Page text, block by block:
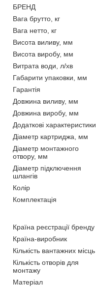
БРЕНД
Вага брутто, кг
Вага нетто, кг
Висота виливу, мм
Висота виробу, мм
Витрата води, л/хв
Габарити упаковки, мм
Гарантія
Довжина виливу, мм
Довжина виробу, мм
Додаткові характеристики
Діаметр картриджа, мм
Діаметр монтажного
отвору, мм
Діаметр підключення
шлангів
Колір
Комплектація
Країна реєстрації бренду
Країна-виробник
Кількість вантажних місць
Кількість отворів для
монтажу
Матеріал